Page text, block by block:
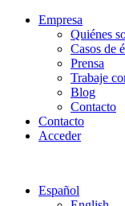
Empresa
Quiénes
Casos de
Prensa
Trabaje
Blog
Contacto
Contacto
Acceder
Español